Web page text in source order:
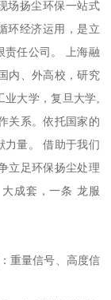
场扬尘环保一站式
环经济运用，是立
责任公司。 上海融
内、外高校，研究
大学，复旦大学,
关系。依托国家的
力量。 借助于我们
立足环保扬尘处理
成套，一条 龙服
重量信号、高度信